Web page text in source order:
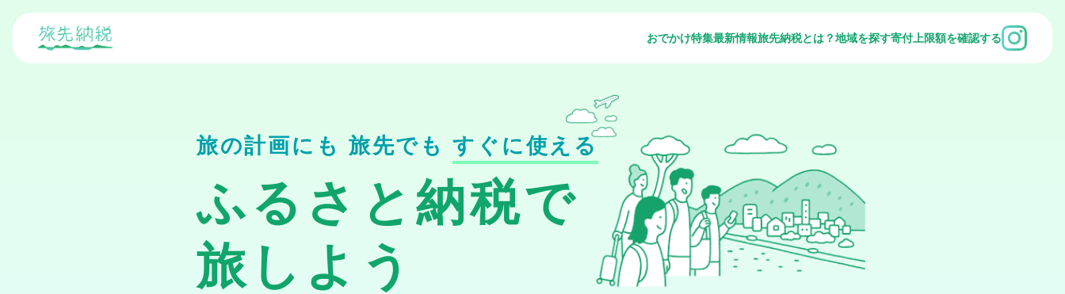
おでかけ特集最新情報旅先納税とは？地域を探す寄付上限額を確認する
旅の計画にも 旅先でもすぐに使える
ふるさと納税で
旅しよう